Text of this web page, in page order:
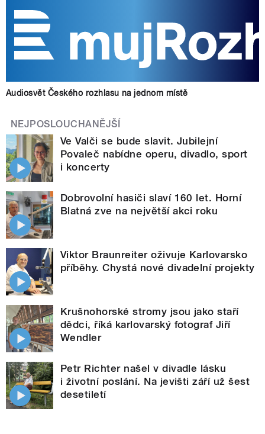
Audiosvět Českého rozhlasu na jednom místě
NEJPOSLOUCHANĚJŠÍ
Ve Valči se bude slavit. Jubilejní
Povaleč nabídne operu, divadlo, sport
i koncerty
Dobrovolní hasiči slaví 160 let. Horní
Blatná zve na největší akci roku
Viktor Braunreiter oživuje Karlovarsko
příběhy. Chystá nové divadelní projekty
Krušnohorské stromy jsou jako staří
dědci, říká karlovarský fotograf Jiří
Wendler
Petr Richter našel v divadle lásku
i životní poslání. Na jevišti září už šest
desetiletí